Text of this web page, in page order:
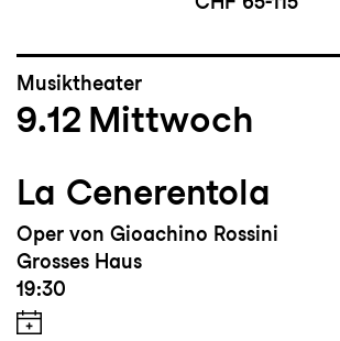
Musiktheater
9.12 Mittwoch
La Cenerentola
Oper von Gioachino Rossini
Grosses Haus
19:30